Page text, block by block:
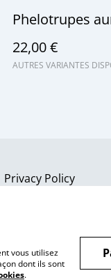
Phelotrupes
22,00 €
AUTRES VARIANTES
Privacy Policy
vous utilisez
dont ils sont
.